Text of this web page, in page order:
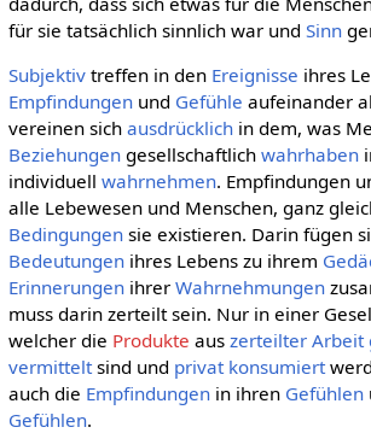
für sie tatsächlich sinnlich war und Sinn
Subjektivtreffen in den Ereignisse ihres
Empfindungenund Gefühle aufeinander
vereinen sich ausdrücklichin dem, was
Beziehungengesellschaftlich wahrhaben
individuell wahrnehmen. Empfindungen
alle Lebewesen und Menschen, ganz
Bedingungensie existieren. Darin fügen
Bedeutungenihres Lebens zu ihrem
Erinnerungenihrer Wahrnehmungen
muss darin zerteilt sein. Nur in einer
welcher die Produkte aus zerteilter Arbeit
vermitteltsind und privat konsumiert
auch die Empfindungenin ihren Gefühlen
Gefühlen.